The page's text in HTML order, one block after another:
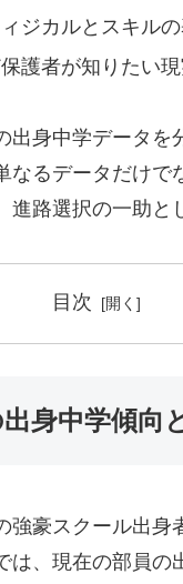
ジカルとスキル
護者が知りたい
身中学データ
なるデータだけ
路選択の一助と
目次
身中学傾向
豪スクール出
は、現在の部員